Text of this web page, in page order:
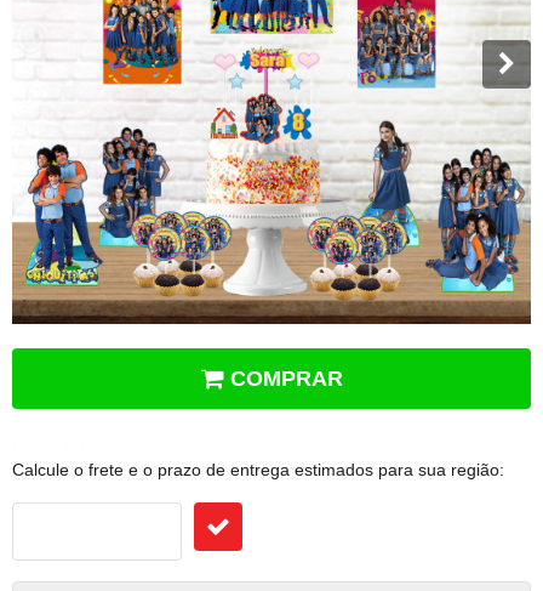
COMPRAR
Calcule o frete e o prazo de entrega estimados para sua região: